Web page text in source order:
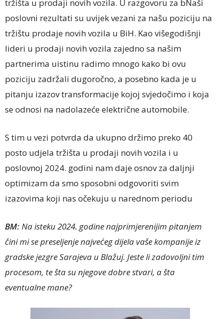
tržišta u prodaji novih vozila. U razgovoru za bNaši
poslovni rezultati su uvijek vezani za našu poziciju na
tržištu prodaje novih vozila u BiH. Kao višegodišnji
lideri u prodaji novih vozila zajedno sa našim
partnerima uistinu radimo mnogo kako bi ovu
poziciju zadržali dugoročno, a posebno kada je u
pitanju izazov transformacije kojoj svjedočimo i koja
se odnosi na nadolazeće električne automobile.
S tim u vezi potvrda da ukupno držimo preko 40
posto udjela tržišta u prodaji novih vozila i u
poslovnoj 2024. godini nam daje osnov za daljnji
optimizam da smo sposobni odgovoriti svim
izazovima koji nas očekuju u narednom periodu
BM: Na isteku 2024. godine najprimjerenijim pitanjem
čini mi se preseljenje najvećeg dijela vaše kompanije iz
gradske jezgre Sarajeva u Blažuj. Jeste li zadovoljni tim
procesom, te šta su njegove dobre stvari, a šta
eventualne mane?